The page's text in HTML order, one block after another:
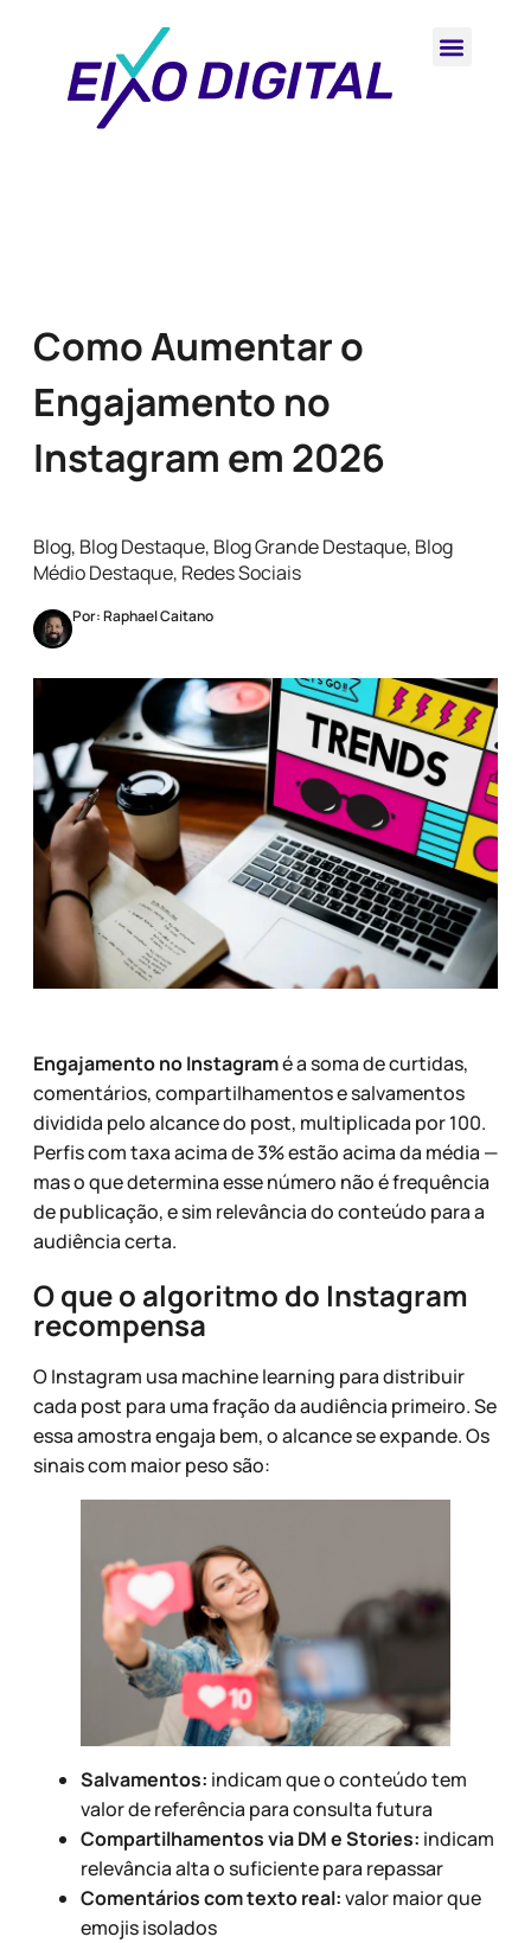
Como Aumentar o
Engajamento no
Instagram em 2026
Blog, Blog Destaque, Blog Grande Destaque, Blog
Médio Destaque, Redes Sociais
Por: Raphael Caitano
Engajamento no Instagramé a soma de curtidas,
comentários, compartilhamentos e salvamentos
dividida pelo alcance do post, multiplicada por 100.
Perfis com taxa acima de 3% estão acima da média —
mas o que determina esse número não é frequência
de publicação, e sim relevância do conteúdo para a
audiência certa.
O que o algoritmo do Instagram
recompensa
O Instagram usa machine learning para distribuir
cada post para uma fração da audiência primeiro. Se
essa amostra engaja bem, o alcance se expande. Os
sinais com maior peso são:
Salvamentos: indicam que o conteúdo tem
valor de referência para consulta futura
Compartilhamentos via DM e Stories: indicam
relevância alta o suficiente para repassar
Comentários com texto real:valor maior que
emojis isolados